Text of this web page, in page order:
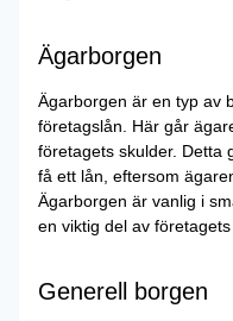
Ägarborgen
Ägarborgen är en typ av
företagslån. Här går
företagets skulder. Detta
få ett lån, eftersom
Ägarborgen är vanlig i
en viktig del av företagets
Generell borgen